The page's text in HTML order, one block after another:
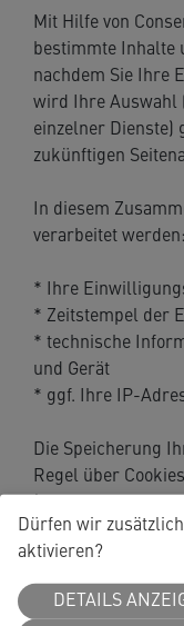
Mit Hilfe von
bestimmte Inhalte
nachdem Sie Ihre
wird Ihre Auswahl
einzelner Dienste)
zukünftigen
In diesem
verarbeitet werden:
* Ihre
* Zeitstempel der
* technische
und Gerät
* ggf. Ihre IP-
Die Speicherung
Regel über
Der Einsatz von
unserer
Dokumentation
Dürfen wir
aktivieren?
DETAILS